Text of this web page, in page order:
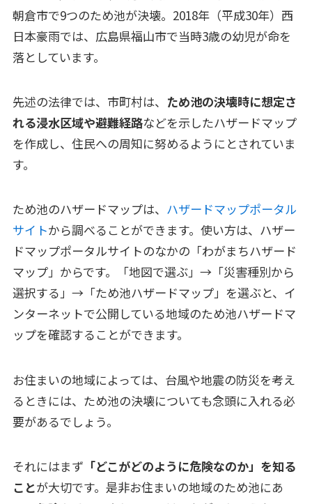
朝倉市で9つのため池が決壊。2018年（平成30年）西
日本豪雨では、広島県福山市で当時3歳の幼児が命を
落としています。
先述の法律では、市町村は、 ため池の決壊時に想定さ
れる浸水区域や避難経路などを示したハザードマップ
を作成し、住民への周知に努めるようにとされていま
す。
ため池のハザードマップは、 ハザードマップポータル
サイトから調べることができます。使い方は、ハザー
ドマップポータルサイトのなかの「わがまちハザード
マップ」からです。「地図で選ぶ」→「災害種別から
選択する」→「ため池ハザードマップ」を選ぶと、イ
ンターネットで公開している地域のため池ハザードマ
ップを確認することができます。
お住まいの地域によっては、台風や地震の防災を考え
るときには、ため池の決壊についても念頭に入れる必
要があるでしょう。
それにはまず 「どこがどのように危険なのか」を知る
ことが大切です。是非お住まいの地域のため池にあ